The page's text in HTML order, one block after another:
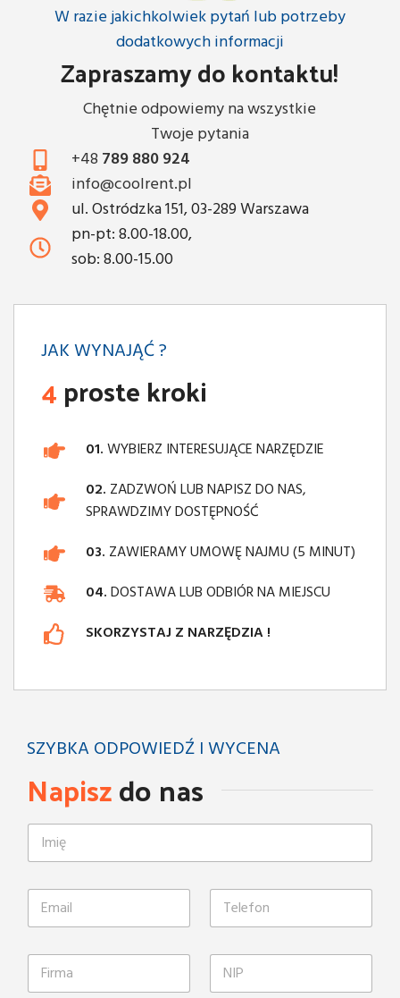
W razie jakichkolwiek pytań lub potrzeby
dodatkowych informacji
Zapraszamy do kontaktu!
Chętnie odpowiemy na wszystkie
Twoje pytania
+48 789 880 924
info@coolrent.pl
ul. Ostródzka 151, 03-289 Warszawa
pn-pt: 8.00-18.00,
sob: 8.00-15.00
JAK WYNAJĄĆ ?
4proste kroki
01.WYBIERZ INTERESUJĄCE NARZĘDZIE
02. ZADZWOŃ LUB NAPISZ DO NAS,
SPRAWDZIMY DOSTĘPNOŚĆ
03. ZAWIERAMY UMOWĘ NAJMU (5 MINUT)
04.DOSTAWA LUB ODBIÓR NA MIEJSCU
SKORZYSTAJ Z NARZĘDZIA !
SZYBKA ODPOWIEDŹ I WYCENA
Napiszdo nas